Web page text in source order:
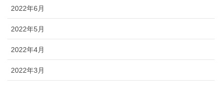
2022年6月
2022年5月
2022年4月
2022年3月